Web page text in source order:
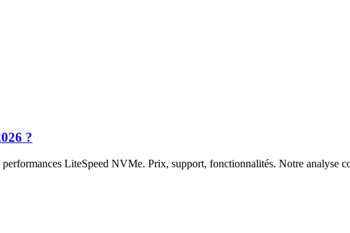
?
LiteSpeed NVMe. Prix, support, fonctionnalités. Notre analyse